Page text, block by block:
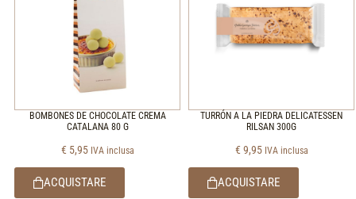
BOMBONES DE CHOCOLATE CREMA
CATALANA 80 G
€ 5,95 IVA inclusa
ACQUISTARE
TURRÓN A LA PIEDRA DELICATESSEN
RILSAN 300G
€ 9,95 IVA inclusa
ACQUISTARE